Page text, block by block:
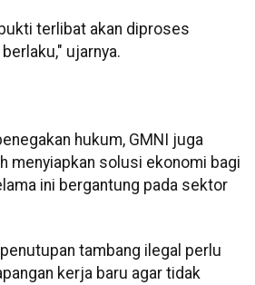
terlibat akan diproses
ujarnya.
hukum, GMNI juga
menyiapkan solusi ekonomi bagi
ini bergantung pada sektor
tambang ilegal perlu
kerja baru agar tidak